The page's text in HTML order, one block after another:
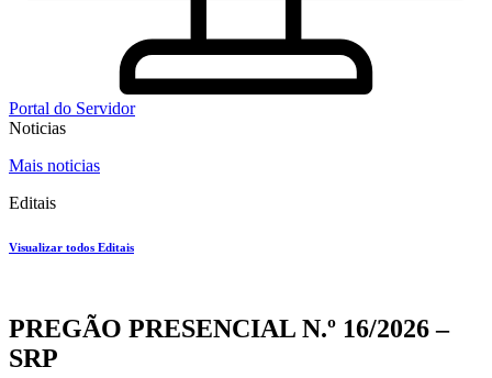
Portal do Servidor
8 de março
🎀 Prefeitura de Guajará realiza abertura
oficial da Campanha Outubro Rosa 💗
🚭 DIGA NÃO AO CIGARRO!
Comemoração ao Dia do Idoso!
🎀 Campanha Outubro Rosa 2025
Noticias
Mais noticias
Editais
Visualizar todos Editais
PREGÃO PRESENCIAL N.º 16/2026 –
SRP